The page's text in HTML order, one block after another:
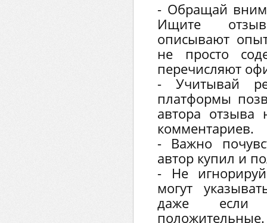
- Обращай
Ищите
описывают
не просто
перечисляют
- Учитывай
платформы
автора отзыва
комментариев.
- Важно
автор купил и
- Не
могут
даже если
положительные.